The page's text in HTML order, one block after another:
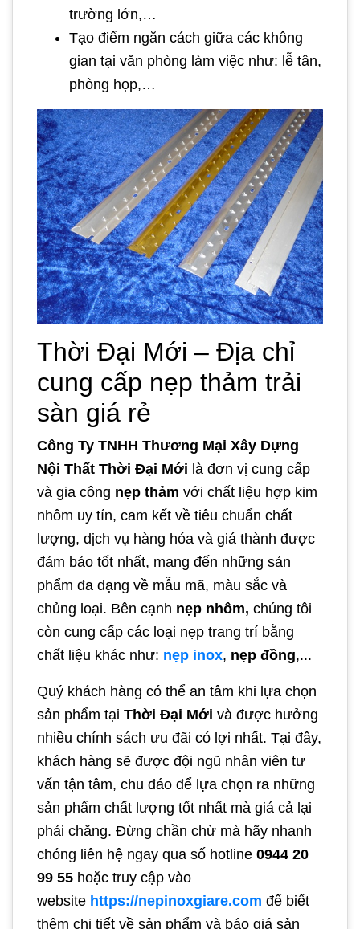
trường lớn,…
Tạo điểm ngăn cách giữa các không
gian tại văn phòng làm việc như: lễ tân,
phòng họp,…
Thời Đại Mới – Địa chỉ
cung cấp nẹp thảm trải
sàn giá rẻ
Công Ty TNHH Thương Mại Xây Dựng
Nội Thất Thời Đại Mới là đơn vị cung cấp
và gia công nẹp thảm với chất liệu hợp kim
nhôm uy tín, cam kết về tiêu chuẩn chất
lượng, dịch vụ hàng hóa và giá thành được
đảm bảo tốt nhất, mang đến những sản
phẩm đa dạng về mẫu mã, màu sắc và
chủng loại. Bên cạnh nẹp nhôm, chúng tôi
còn cung cấp các loại nẹp trang trí bằng
chất liệu khác như: nẹp inox, nẹp đồng,...
Quý khách hàng có thể an tâm khi lựa chọn
sản phẩm tại Thời Đại Mới và được hưởng
nhiều chính sách ưu đãi có lợi nhất. Tại đây,
khách hàng sẽ được đội ngũ nhân viên tư
vấn tận tâm, chu đáo để lựa chọn ra những
sản phẩm chất lượng tốt nhất mà giá cả lại
phải chăng. Đừng chần chừ mà hãy nhanh
chóng liên hệ ngay qua số hotline 0944 20
99 55 hoặc truy cập vào
website https://nepinoxgiare.com để biết
thêm chi tiết về sản phẩm và báo giá sản